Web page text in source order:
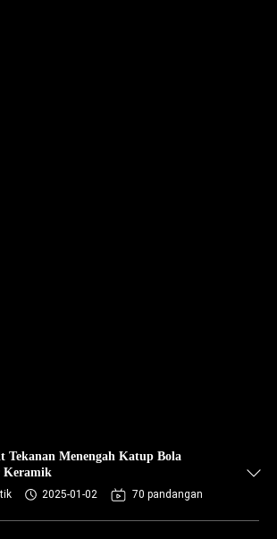
Tekanan Menengah Katup Bola
Keramik
2025-01-02 70 pandangan